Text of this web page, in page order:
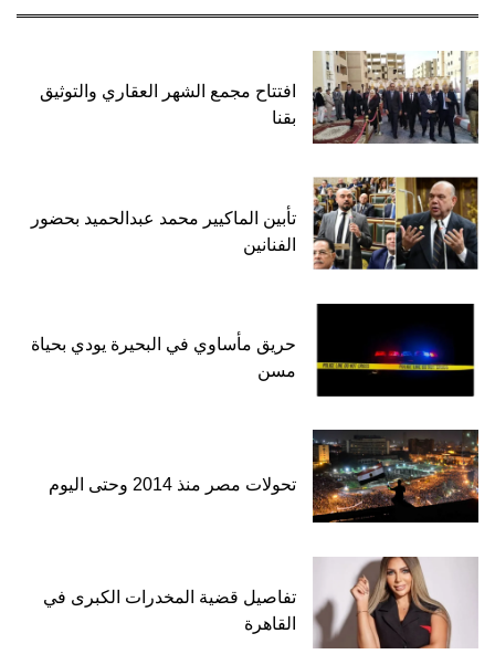
افتتاح مجمع الشهر العقاري والتوثيق
بقنا
تأبين الماكيير محمد عبدالحميد بحضور
الفنانين
حريق مأساوي في البحيرة يودي بحياة
مسن
تحولات مصر منذ 2014 وحتى اليوم
تفاصيل قضية المخدرات الكبرى في
القاهرة